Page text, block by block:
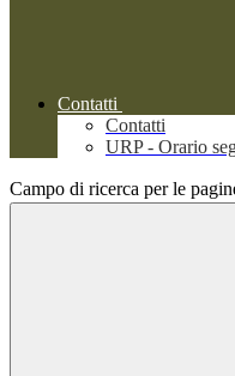
Contatti
Contatti
URP - Orario
Campo di ricerca per le